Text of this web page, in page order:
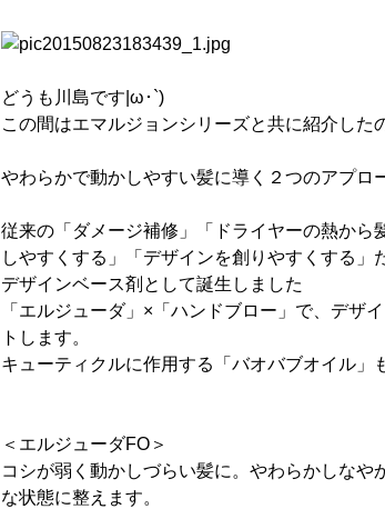
どうも川島です|ω･`)
この間はエマルジョンシリーズと共に紹介し
やわらかで動かしやすい髪に導く２つのアプロ
従来の「ダメージ補修」「ドライヤーの熱から
しやすくする」「デザインを創りやすくする」
デザインベース剤として誕生しました
「エルジューダ」×「ハンドブロー」で、デザ
トします。
キューティクルに作用する「バオバブオイル」
＜エルジューダFO＞
コシが弱く動かしづらい髪に。やわらかしな
な状態に整えます。